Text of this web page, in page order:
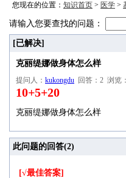
您现在的位置： 知识首页 > 医学 >
请输入您要查找的问题：
[已解决]
克丽缇娜做身体怎么样
提问人： kukongdu 回答：2 浏览
10+5+20
克丽缇娜做身体怎么样
此问题的回答(2)
[√最佳答案]